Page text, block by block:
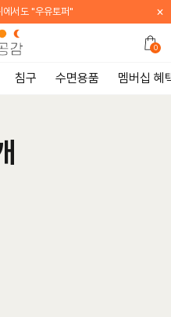
에서도 "우유토퍼" ×
0
침구 수면용품 멤버십 혜